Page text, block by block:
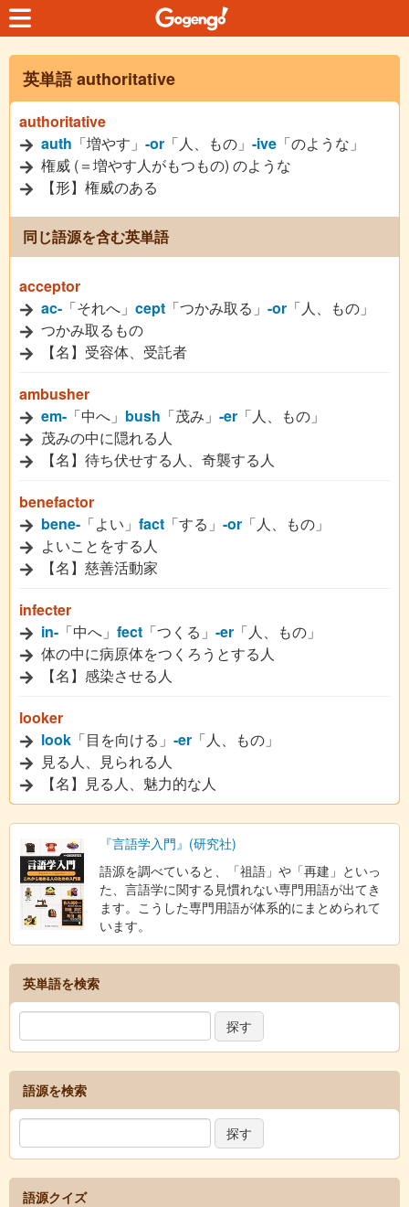
英単語 authoritative
authoritative
auth 「増やす」 -or 「人、もの」 -ive 「のような」
権威 (＝増やす人がもつもの) のような
【形】権威のある
同じ語源を含む英単語
acceptor
ac- 「それへ」 cept 「つかみ取る」 -or 「人、もの」
つかみ取るもの
【名】受容体、受託者
ambusher
em- 「中へ」 bush 「茂み」 -er 「人、もの」
茂みの中に隠れる人
【名】待ち伏せする人、奇襲する人
benefactor
bene- 「よい」 fact 「する」 -or 「人、もの」
よいことをする人
【名】慈善活動家
infecter
in- 「中へ」 fect 「つくる」 -er 「人、もの」
体の中に病原体をつくろうとする人
【名】感染させる人
looker
look 「目を向ける」 -er 「人、もの」
見る人、見られる人
【名】見る人、魅力的な人
『言語学入門』(研究社)
語源を調べていると、「祖語」や「再建」といっ
た、言語学に関する見慣れない専門用語が出てき
ます。こうした専門用語が体系的にまとめられて
います。
英単語を検索
語源を検索
語源クイズ